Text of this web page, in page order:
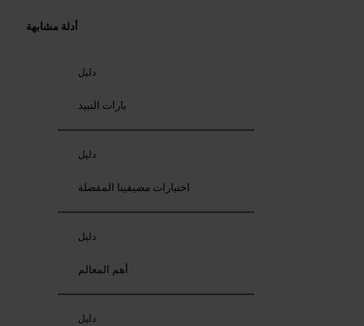
أدلة مشابهة
دليل
بارات النبيذ
دليل
اختيارات مضيفينا المفضلة
دليل
أهم المعالم
دليل